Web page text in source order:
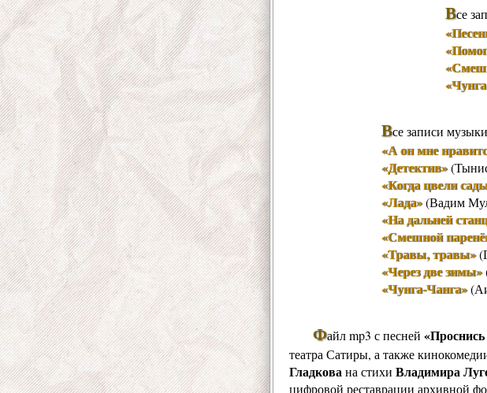
Все
Все записи музыки
«А он мне
«Детектив»
«Когда цвели
«Лада»(Вадим
«На дальней
«Смешной
«Травы, травы»
«Через две зимы»
«Чунга-Чанга»
Файл mp3 с песней
театра Сатиры, а также
Гладкована стихи Владимира
цифровой реставрации архивной